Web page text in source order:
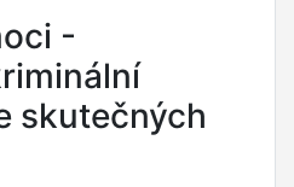
-
skutečných